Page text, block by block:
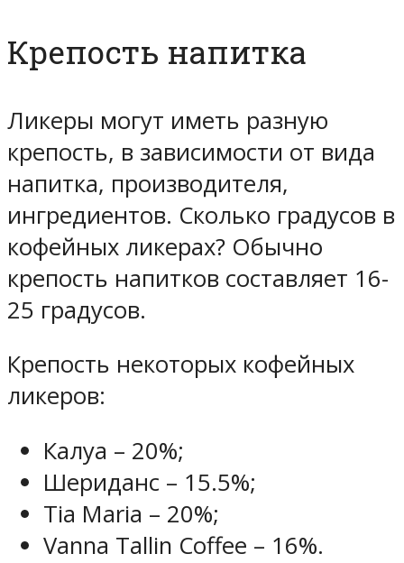
Крепость напитка
Ликеры могут иметь разную
крепость, в зависимости от вида
напитка, производителя,
ингредиентов. Сколько градусов в
кофейных ликерах? Обычно
крепость напитков составляет 16-
25 градусов.
Крепость некоторых кофейных
ликеров:
Калуа – 20%;
Шериданс – 15.5%;
Tia Maria – 20%;
Vanna Tallin Coffee – 16%.